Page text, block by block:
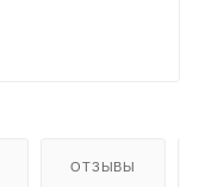
ОТЗЫВЫ